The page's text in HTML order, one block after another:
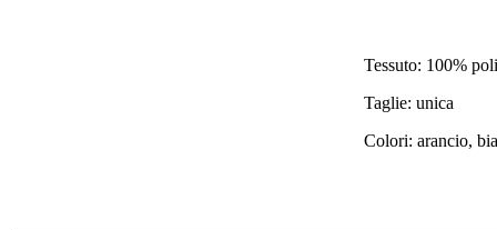
Tessuto: 100%
Taglie: unica
Colori: arancio,